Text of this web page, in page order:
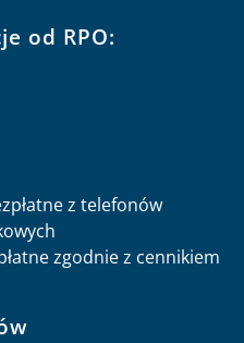
od RPO:
z telefonów
zgodnie z cennikiem